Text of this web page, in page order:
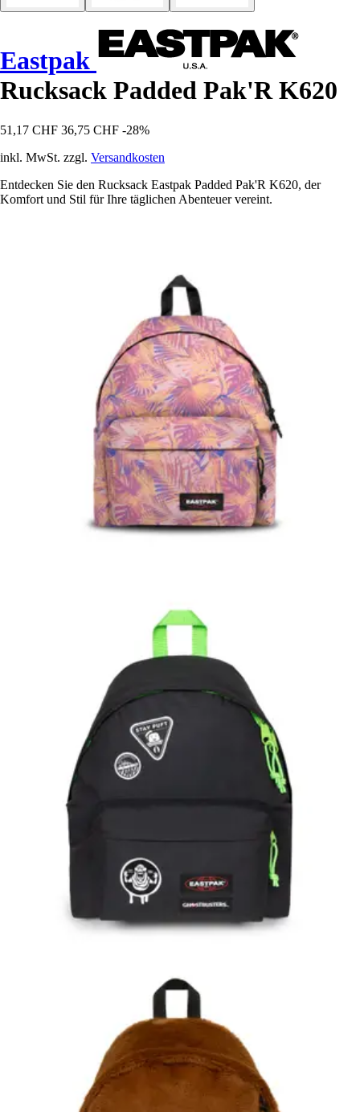
Eastpak
Rucksack Padded Pak'R K620
51,17 CHF 36,75 CHF -28%
inkl. MwSt. zzgl. Versandkosten
Entdecken Sie den Rucksack Eastpak Padded Pak'R K620, der
Komfort und Stil für Ihre täglichen Abenteuer vereint.